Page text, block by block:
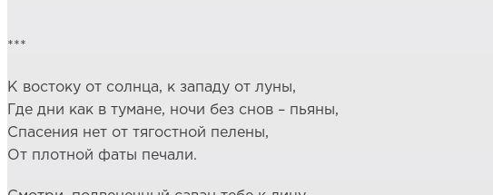
***
К востоку от солнца, к западу от луны,
Где дни как в тумане, ночи без снов – пьяны,
Спасения нет от тягостной пелены,
От плотной фаты печали.